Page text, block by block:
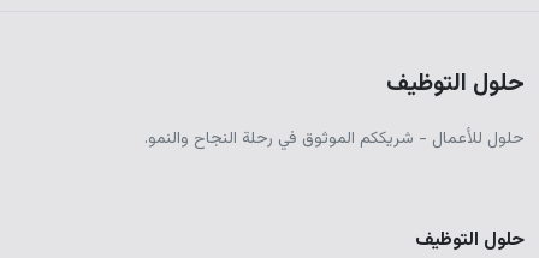
حلول التوظيف
حلول للأعمال - شريككم الموثوق في رحلة النجاح والنمو.
حلول التوظيف